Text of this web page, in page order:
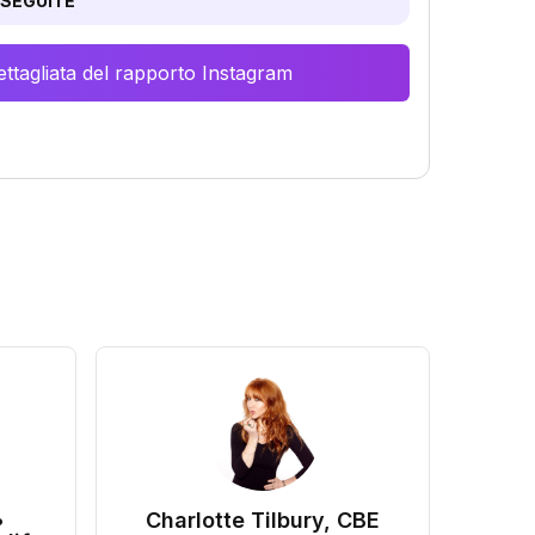
del rapporto Instagram
Charlotte Tilbury, CBE